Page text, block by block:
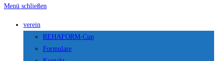
Menü schließen
verein
REHAFORM-Cup
Formulare